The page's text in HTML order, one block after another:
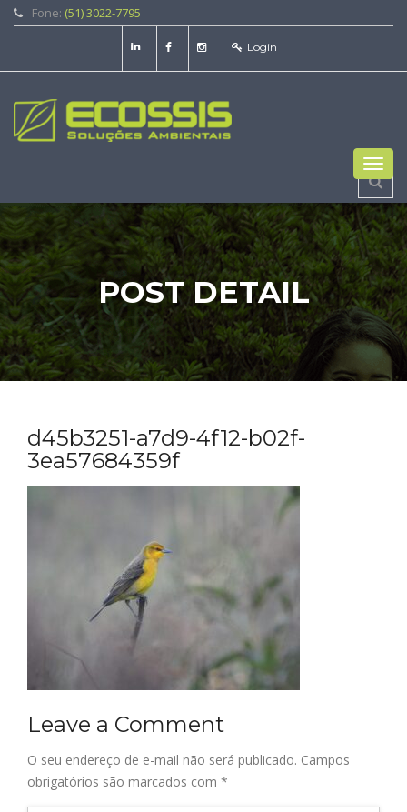
Fone: (51) 3022-7795
Login
POST DETAIL
d45b3251-a7d9-4f12-b02f-
3ea57684359f
Leave a Comment
O seu endereço de e-mail não será publicado. Campos
obrigatórios são marcados com *